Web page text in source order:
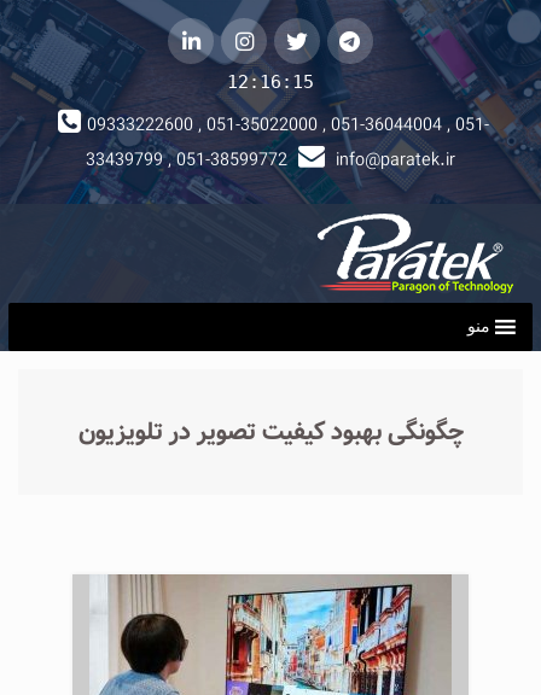
telegram توییتر instagramلینکداین
12:16:15
09333222600 , 051-35022000 , 051-36044004 , 051-
33439799 , 051-38599772
info@paratek.ir
منو
چگونگی بهبود کیفیت تصویر در تلویزیون